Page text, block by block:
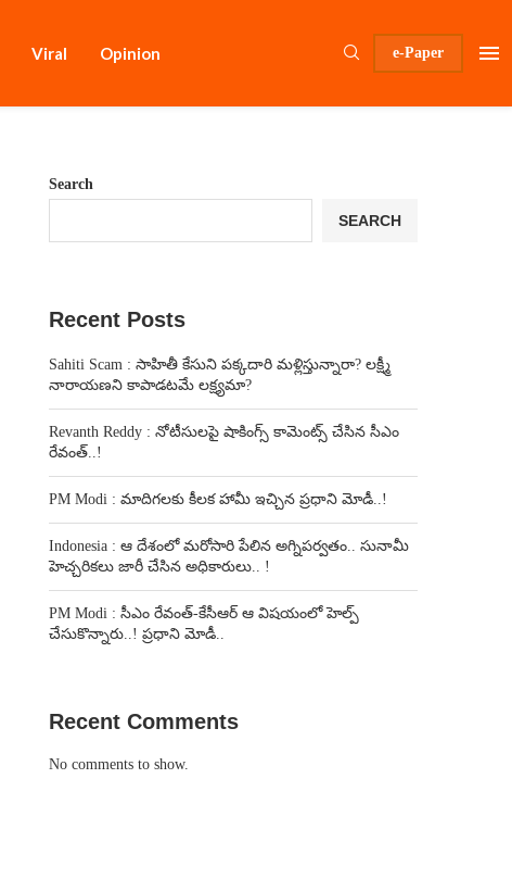
Viral Opinion e-Paper
Search
SEARCH
Recent Posts
Sahiti Scam : సాహితీ కేసుని పక్కదారి మళ్లిస్తున్నారా? లక్ష్మీ
నారాయణని కాపాడటమే లక్ష్యమా?
Revanth Reddy : నోటీసులపై షాకింగ్స్ కామెంట్స్ చేసిన సీఎం
రేవంత్..!
PM Modi : మాదిగలకు కీలక హామీ ఇచ్చిన ప్రధాని మోడీ..!
Indonesia : ఆ దేశంలో మరోసారి పేలిన అగ్నిపర్వతం.. సునామీ
హెచ్చరికలు జారీ చేసిన అధికారులు.. !
PM Modi : సీఎం రేవంత్-కేసీఆర్ ఆ విషయంలో హెల్ప్
చేసుకొన్నారు..! ప్రధాని మోడీ..
Recent Comments
No comments to show.